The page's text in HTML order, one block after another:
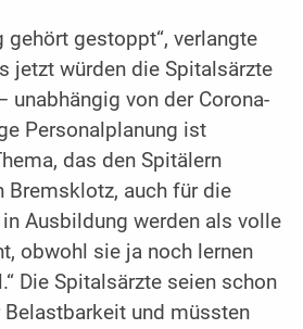
gehört gestoppt“, verlangte
jetzt würden die Spitalsärzte
unabhängig von der Corona-
Personalplanung ist
das den Spitälern
Bremsklotz, auch für die
Ausbildung werden als volle
obwohl sie ja noch lernen
Die Spitalsärzte seien schon
Belastbarkeit und müssten